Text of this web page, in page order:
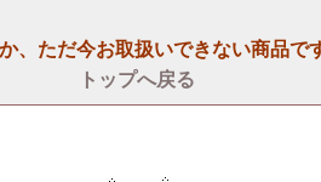
、ただ今お取扱いできない商品で
トップへ戻る